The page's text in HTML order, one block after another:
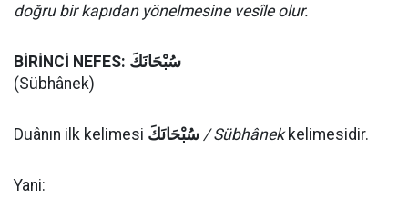
doğru bir kapıdan yönelmesine vesîle olur.
BİRİNCİ NEFES: سُبْحَانَكَ
(Sübhânek)
Duânın ilk kelimesi سُبْحَانَكَ / Sübhânekkelimesidir.
Yani: